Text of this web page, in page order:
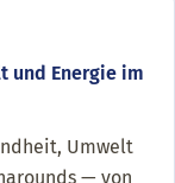
und Energie im
Umwelt
— von